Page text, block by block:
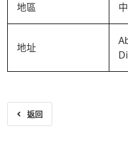
地區
地址
返回